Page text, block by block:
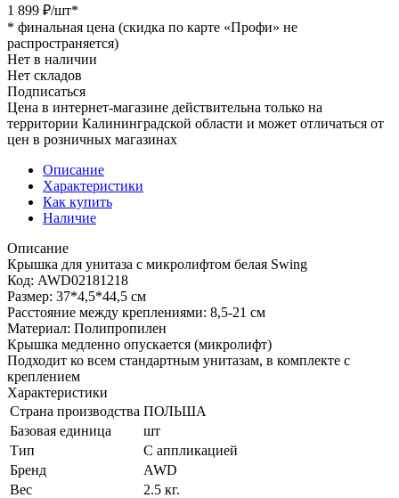
1 899 ₽/шт*
* финальная цена (скидка по карте «Профи» не
распространяется)
Нет в наличии
Нет складов
Подписаться
Цена в интернет-магазине действительна только на
территории Калининградской области и может отличаться от
цен в розничных магазинах
Описание
Характеристики
Как купить
Наличие
Описание
Крышка для унитаза с микролифтом белая Swing
Код: AWD02181218
Размер: 37*4,5*44,5 см
Расстояние между креплениями: 8,5-21 см
Материал: Полипропилен
Крышка медленно опускается (микролифт)
Подходит ко всем стандартным унитазам, в комплекте с
креплением
Характеристики
Страна производства ПОЛЬША
Базовая единица
шт
Тип
С аппликацией
Бренд
AWD
Вес
2.5 кг.